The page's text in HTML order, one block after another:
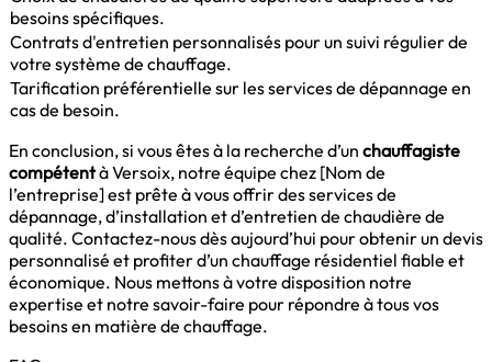
besoins spécifiques.
Contrats d'entretien personnalisés pour un suivi régulier de
votre système de chauffage.
Tarification préférentielle sur les services de dépannage en
cas de besoin.
En conclusion, si vous êtes à la recherche d’un chauffagiste
compétentà Versoix, notre équipe chez [Nom de
l’entreprise] est prête à vous offrir des services de
dépannage, d’installation et d’entretien de chaudière de
qualité. Contactez-nous dès aujourd’hui pour obtenir un devis
personnalisé et profiter d’un chauffage résidentiel fiable et
économique. Nous mettons à votre disposition notre
expertise et notre savoir-faire pour répondre à tous vos
besoins en matière de chauffage.